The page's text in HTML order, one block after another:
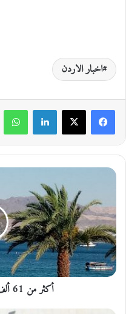
اخبار الاردن
أ
ر
م
ن
6
1
أ
أكثر من 61 ألف متلق للقاح في العقبة